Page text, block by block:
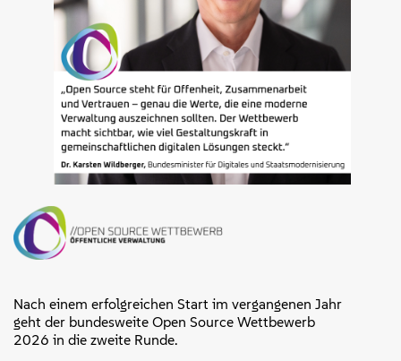
Nach einem erfolgreichen Start im vergangenen Jahr
geht der bundesweite Open Source Wettbewerb
2026 in die zweite Runde.